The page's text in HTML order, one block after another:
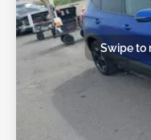
Swipe to